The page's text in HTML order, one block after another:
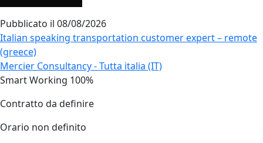
Pubblicato il 08/08/2026
Italian speaking transportation customer expert – remote
(greece)
Mercier Consultancy - Tutta italia (IT)
Smart Working 100%
Contratto da definire
Orario non definito